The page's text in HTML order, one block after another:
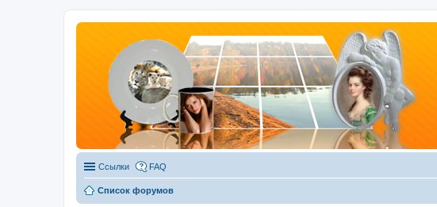
Ссылки FAQ
Список форумов